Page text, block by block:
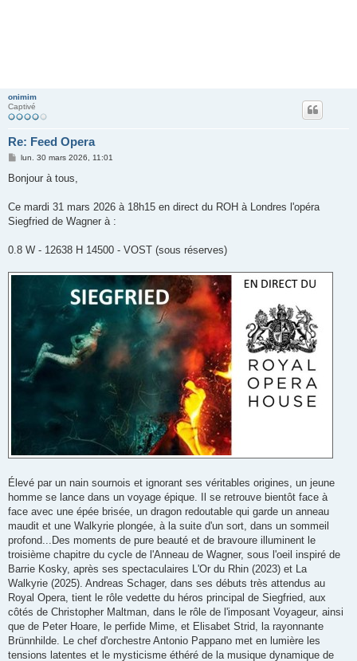
onimim
Captivé
Re: Feed Opera
M
s
g
lun. 30 mars 2026, 11:01
Bonjour à tous,
Ce mardi 31 mars 2026 à 18h15 en direct du ROH à Londres l'opéra
Siegfried de Wagner à :
0.8 W - 12638 H 14500 - VOST (sous réserves)
Élevé par un nain sournois et ignorant ses véritables origines, un jeune
homme se lance dans un voyage épique. Il se retrouve bientôt face à
face avec une épée brisée, un dragon redoutable qui garde un anneau
maudit et une Walkyrie plongée, à la suite d'un sort, dans un sommeil
profond...Des moments de pure beauté et de bravoure illuminent le
troisième chapitre du cycle de l'Anneau de Wagner, sous l'oeil inspiré de
Barrie Kosky, après ses spectaculaires L'Or du Rhin (2023) et La
Walkyrie (2025). Andreas Schager, dans ses débuts très attendus au
Royal Opera, tient le rôle vedette du héros principal de Siegfried, aux
côtés de Christopher Maltman, dans le rôle de l'imposant Voyageur, ainsi
que de Peter Hoare, le perfide Mime, et Elisabet Strid, la rayonnante
Brünnhilde. Le chef d'orchestre Antonio Pappano met en lumière les
tensions latentes et le mysticisme éthéré de la musique dynamique de